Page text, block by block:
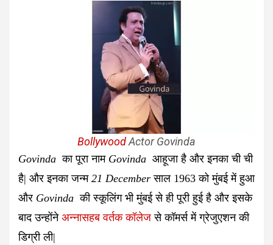
BollywoodActor Govinda
Govindaका पूरा नाम Govinda आहूजा है और इनका ची ची
है| और इनका जन्म 21 December साल 1963 को मुंबई में हुआ
और Govindaकी स्कूलिंग भी मुंबई से ही पूरी हुई है और इसके
बाद उन्होंने अन्नासहब वर्तक कॉलेज से कॉमर्स में ग्रेजुएशन की
डिग्री ली|